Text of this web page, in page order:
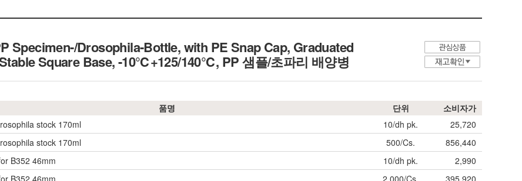
Specimen-/Drosophila-Bottle, with PE Snap Cap, Graduated
Square Base, -10℃+125/140℃, PP 샘플/초파리 배양병
품명 단위
소비자가
stock 170ml 10/dh pk.
25,720
stock 170ml 500/Cs.
856,440
B352 46mm 10/dh pk.
2,990
B352 46mm 2,000/Cs. 395,920